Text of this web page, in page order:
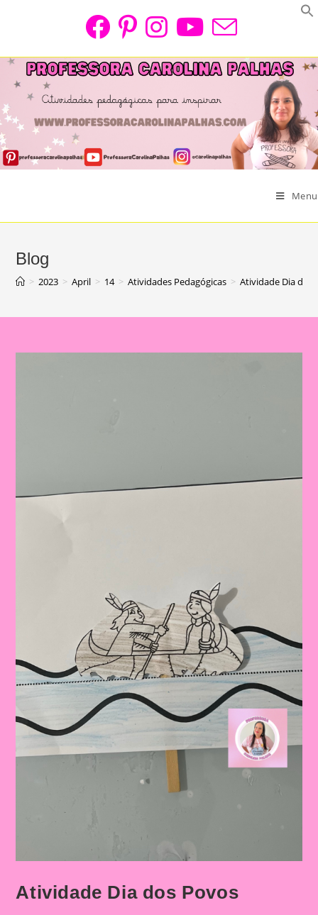
Menu
Blog
> 2023 > April > 14 > Atividades Pedagógicas > Atividade Dia dos
Atividade Dia dos Povos